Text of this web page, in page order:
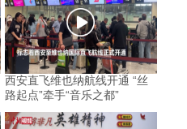
西安直飞维也纳航线开通 “丝
路起点”牵手“音乐之都”